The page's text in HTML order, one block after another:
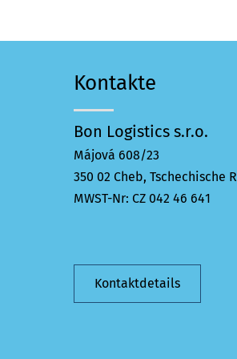
Kontakte
Bon Logistics s.r.o.
Májová 608/23
350 02 Cheb, Tschechische
MWST-Nr: CZ 042 46 641
Kontaktdetails